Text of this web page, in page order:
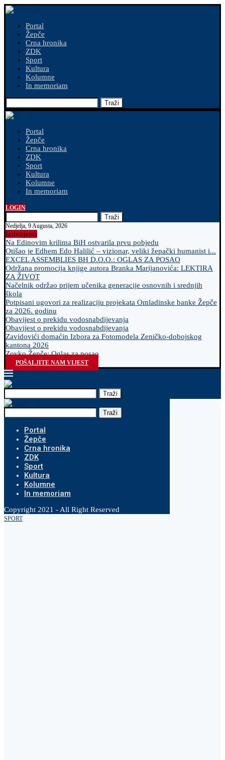
Portal
Žepče
Crna hronika
ZDK
Sport
Kultura
Kolumne
In memoriam
Traži
Portal
Žepče
Crna hronika
ZDK
Sport
Kultura
Kolumne
In memoriam
LOGIN
Traži
Nedjelja, 9 Augusta, 2026
Izdvojeno
Na Edinovim krilima BiH ostvarila prvu pobjedu
Otišao je Edhem Edo Halilić – vizionar, veliki žepački humanist i...
EXCEL ASSEMBLIES BH D.O.O.: OGLAS ZA POSAO
Održana promocija knjige autora Branka Marijanovića: LEKTIRA
ZA ŽIVOT
Načelnik održao prijem učenika generacije osnovnih i srednjih
škola
Potpisani ugovori za realizaciju projekata Omladinske banke Žepče
za 2026. godinu
Obavijest o prekidu vodosnabdijevanja
Obavijest o prekidu vodosnabdijevanja
Zavidovići domaćin Izbora za Fotomodela Zeničko-dobojskog
kantona 2026
Zovko Žepče: Oglas za posao
POŠALJITE NAM VIJEST
Traži
Traži
Portal
Žepče
Crna hronika
ZDK
Sport
Kultura
Kolumne
In memoriam
Copyright 2021 - All Right Reserved
SPORT